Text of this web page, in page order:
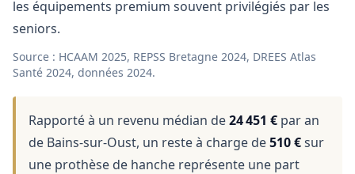
les équipements premium souvent privilégiés par les
seniors.
Source : HCAAM 2025, REPSS Bretagne 2024, DREES Atlas
Santé 2024, données 2024.
Rapporté à un revenu médian de24 451 € par an
de Bains-sur-Oust, un reste à charge de510 €sur
une prothèse de hanche représente une part